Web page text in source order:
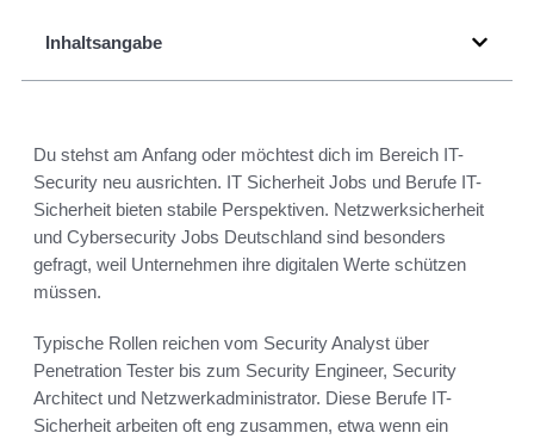
Inhaltsangabe
Du stehst am Anfang oder möchtest dich im Bereich IT-
Security neu ausrichten. IT Sicherheit Jobs und Berufe IT-
Sicherheit bieten stabile Perspektiven. Netzwerksicherheit
und Cybersecurity Jobs Deutschland sind besonders
gefragt, weil Unternehmen ihre digitalen Werte schützen
müssen.
Typische Rollen reichen vom Security Analyst über
Penetration Tester bis zum Security Engineer, Security
Architect und Netzwerkadministrator. Diese Berufe IT-
Sicherheit arbeiten oft eng zusammen, etwa wenn ein